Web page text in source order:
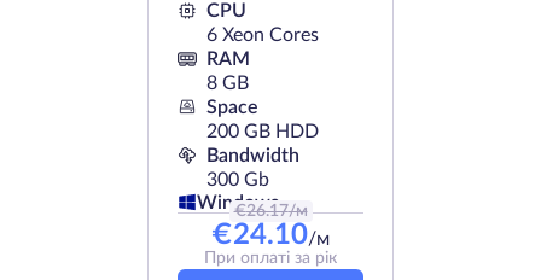
CPU
6 Xeon Cores
RAM
8 GB
Space
200 GB HDD
Bandwidth
300 Gb
Windows
€26.17/м
€24.10/м
При оплаті за рік